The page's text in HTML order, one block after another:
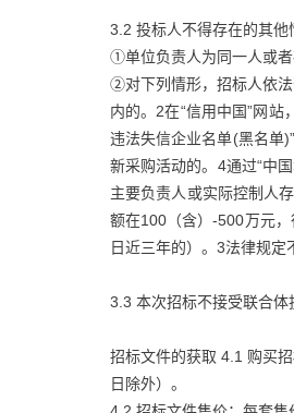
3.2 投标人不得存在的其他
①单位负责人为同一人或者
②对下列情形，招标人依
内的。2在“信用中国”网站
违法失信企业名单(黑名单
新采购活动的。4通过“中
主要负责人或实际控制人
额在100（含）-500万元
日近三年的）。3法律规定
3.3 本次招标不接受联合体
招标文件的获取 4.1 购买
日除外）。